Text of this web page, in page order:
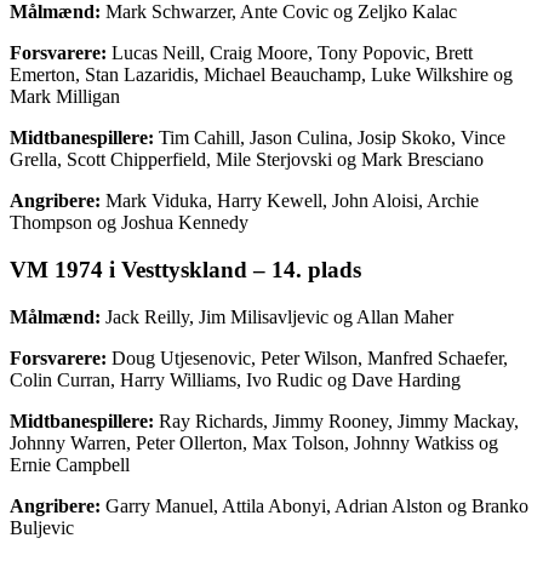
Målmænd: Mark Schwarzer, Ante Covic og Zeljko Kalac
Forsvarere: Lucas Neill, Craig Moore, Tony Popovic, Brett
Emerton, Stan Lazaridis, Michael Beauchamp, Luke Wilkshire og
Mark Milligan
Midtbanespillere: Tim Cahill, Jason Culina, Josip Skoko, Vince
Grella, Scott Chipperfield, Mile Sterjovski og Mark Bresciano
Angribere: Mark Viduka, Harry Kewell, John Aloisi, Archie
Thompson og Joshua Kennedy
VM 1974 i Vesttyskland – 14. plads
Målmænd: Jack Reilly, Jim Milisavljevic og Allan Maher
Forsvarere: Doug Utjesenovic, Peter Wilson, Manfred Schaefer,
Colin Curran, Harry Williams, Ivo Rudic og Dave Harding
Midtbanespillere: Ray Richards, Jimmy Rooney, Jimmy Mackay,
Johnny Warren, Peter Ollerton, Max Tolson, Johnny Watkiss og
Ernie Campbell
Angribere: Garry Manuel, Attila Abonyi, Adrian Alston og Branko
Buljevic